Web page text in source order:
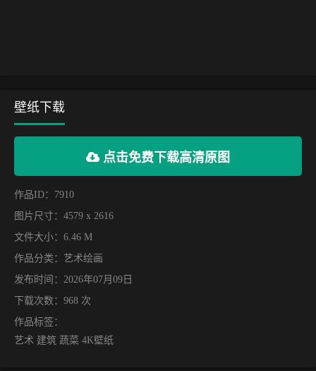
壁纸下载
点击免费下载高清原图
作品ID：7910
图片尺寸：4579 x 2616
文件大小：6.46 M
作品分类： 艺术绘画
发布时间：2026年07月09日
下载次数：968 次
作品标签：
艺术 建筑 蔬菜 4K壁纸